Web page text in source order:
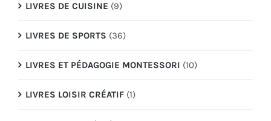
LIVRES DE CUISINE (9)
LIVRES DE SPORTS (36)
LIVRES ET PÉDAGOGIE MONTESSORI (10)
LIVRES LOISIR CRÉATIF (1)